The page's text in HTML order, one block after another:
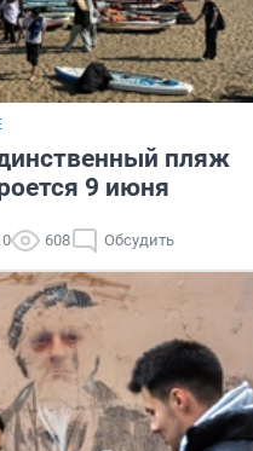
пляж
9 июня
608 Обсудить